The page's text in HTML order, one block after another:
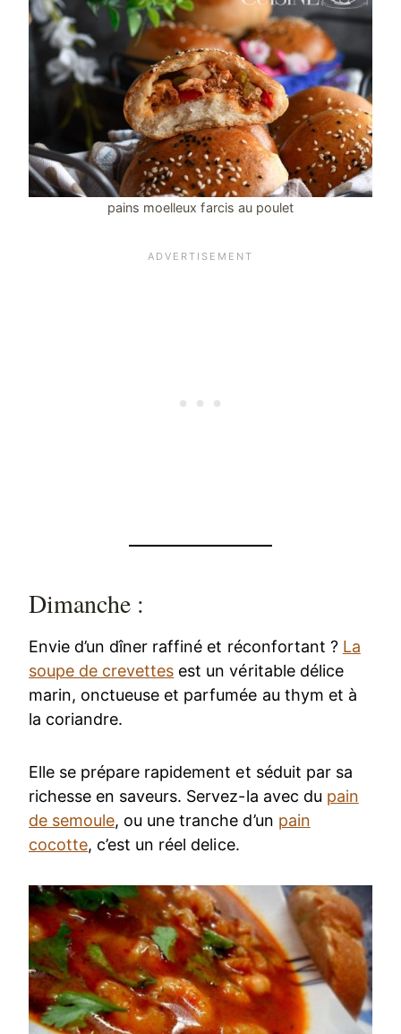
pains moelleux farcis au poulet
Dimanche :
Envie d’un dîner raffiné et réconfortant ? La
soupe de crevettes est un véritable délice
marin, onctueuse et parfumée au thym et à
la coriandre.
Elle se prépare rapidement et séduit par sa
richesse en saveurs. Servez-la avec du pain
de semoule, ou une tranche d’un pain
cocotte, c’est un réel delice.